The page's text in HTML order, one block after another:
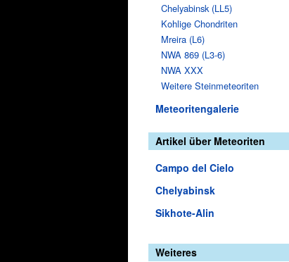
Chelyabinsk (LL5)
Kohlige Chondriten
Mreira (L6)
NWA 869 (L3-6)
NWA XXX
Weitere Steinmeteoriten
Meteoritengalerie
Artikel über Meteoriten
Campo del Cielo
Chelyabinsk
Sikhote-Alin
Weiteres